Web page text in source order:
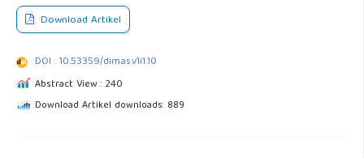
Download Artikel
DOI : 10.53359/dimas.v1i1.10
Abstract View : 240
Download Artikel downloads: 889